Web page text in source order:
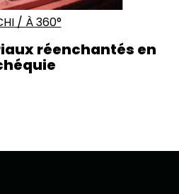
/ À 360°
réenchantés en